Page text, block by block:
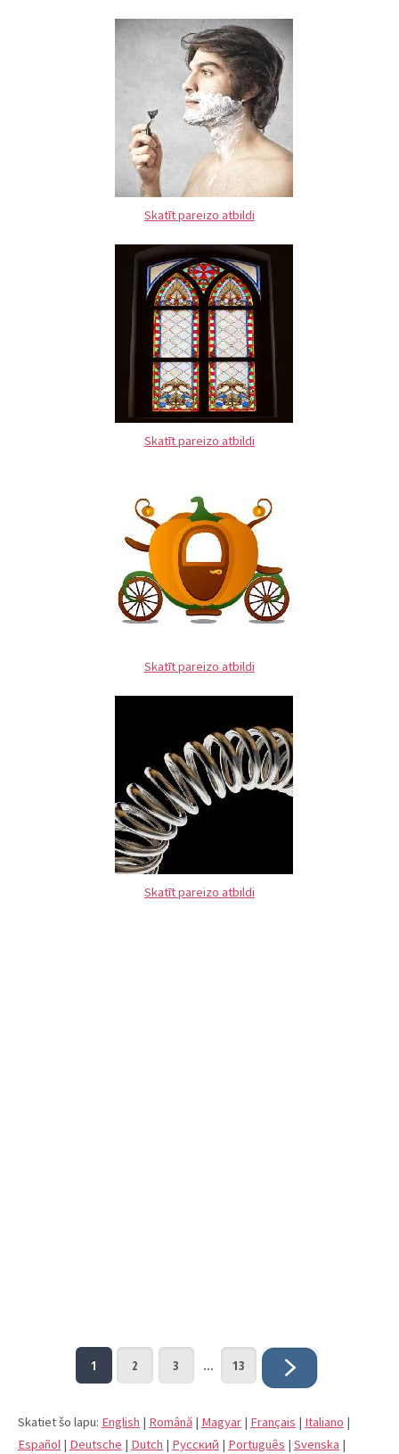
Skatīt pareizo atbildi
Skatīt pareizo atbildi
Skatīt pareizo atbildi
Skatīt pareizo atbildi
1 2 3 ... 13
Skatiet šo lapu: English | Română | Magyar | Français | Italiano |
Español | Deutsche | Dutch | Pусский | Português | Svenska |